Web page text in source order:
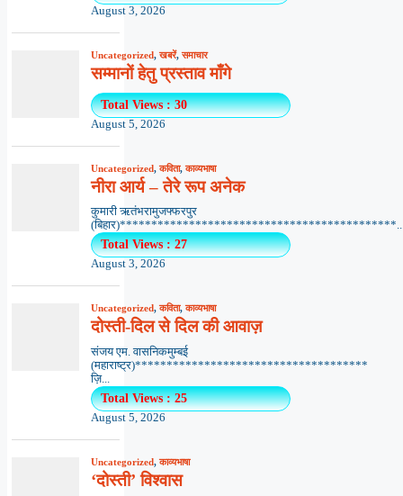
August 3, 2026
Uncategorized,खबरें,समाचार
सम्मानों हेतु प्रस्ताव माँगे
Total Views : 30
August 5, 2026
Uncategorized,कविता,काव्यभाषा
नीरा आर्य – तेरे रूप अनेक
कुमारी ऋतंभरामुजफ्फरपुर
Total Views : 27
August 3, 2026
Uncategorized,कविता,काव्यभाषा
दोस्ती-दिल से दिल की आवाज़
संजय एम. वासनिकमुम्बई
(महाराष्ट्र)*************************************
ज़ि...
Total Views : 25
August 5, 2026
Uncategorized,काव्यभाषा
‘दोस्ती’ विश्वास